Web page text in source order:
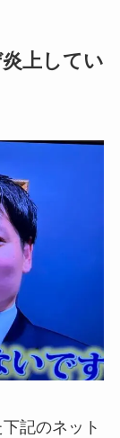
上してい
記のネット